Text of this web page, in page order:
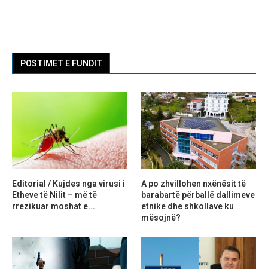
POSTIMET E FUNDIT
Editorial / Kujdes nga virusi i
Etheve të Nilit – më të
rrezikuar moshat e...
A po zhvillohen nxënësit të
barabartë përballë dallimeve
etnike dhe shkollave ku
mësojnë?